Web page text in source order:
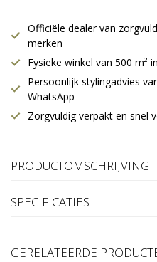
Officiële dealer van
merken
Fysieke winkel van 500 m²
Persoonlijk stylingadvies
WhatsApp
Zorgvuldig verpakt en snel
PRODUCTOMSCHRIJVING
SPECIFICATIES
GERELATEERDE